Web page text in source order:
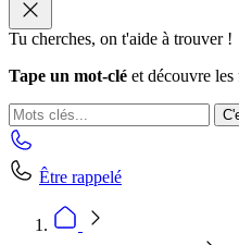
Tu cherches, on t'aide à trouver !
Tape un mot-clé et découvre
Être rappelé